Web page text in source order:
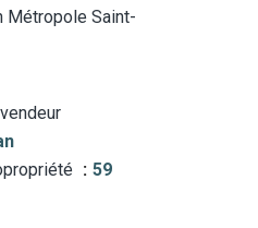
Métropole Saint-
59